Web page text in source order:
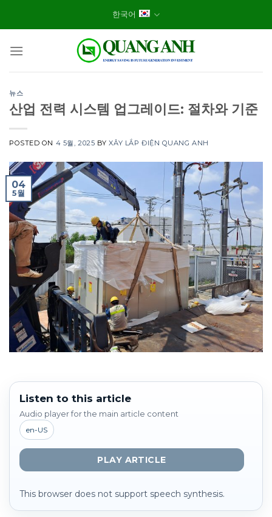
한국어
뉴스
산업 전력 시스템 업그레이드: 절차와 기준
POSTED ON 4 5월, 2025 BYXÂY LẮP ĐIỆN QUANG ANH
04
5월
Listen to this article
Audio player for the main article content
en-US
PLAY ARTICLE
This browser does not support speech synthesis.